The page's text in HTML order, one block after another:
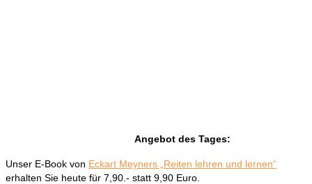
Angebot des Tages:
Unser E-Book von Eckart Meyners „Reiten lehren und lernen“
erhalten Sie heute für 7,90.- statt 9,90 Euro.